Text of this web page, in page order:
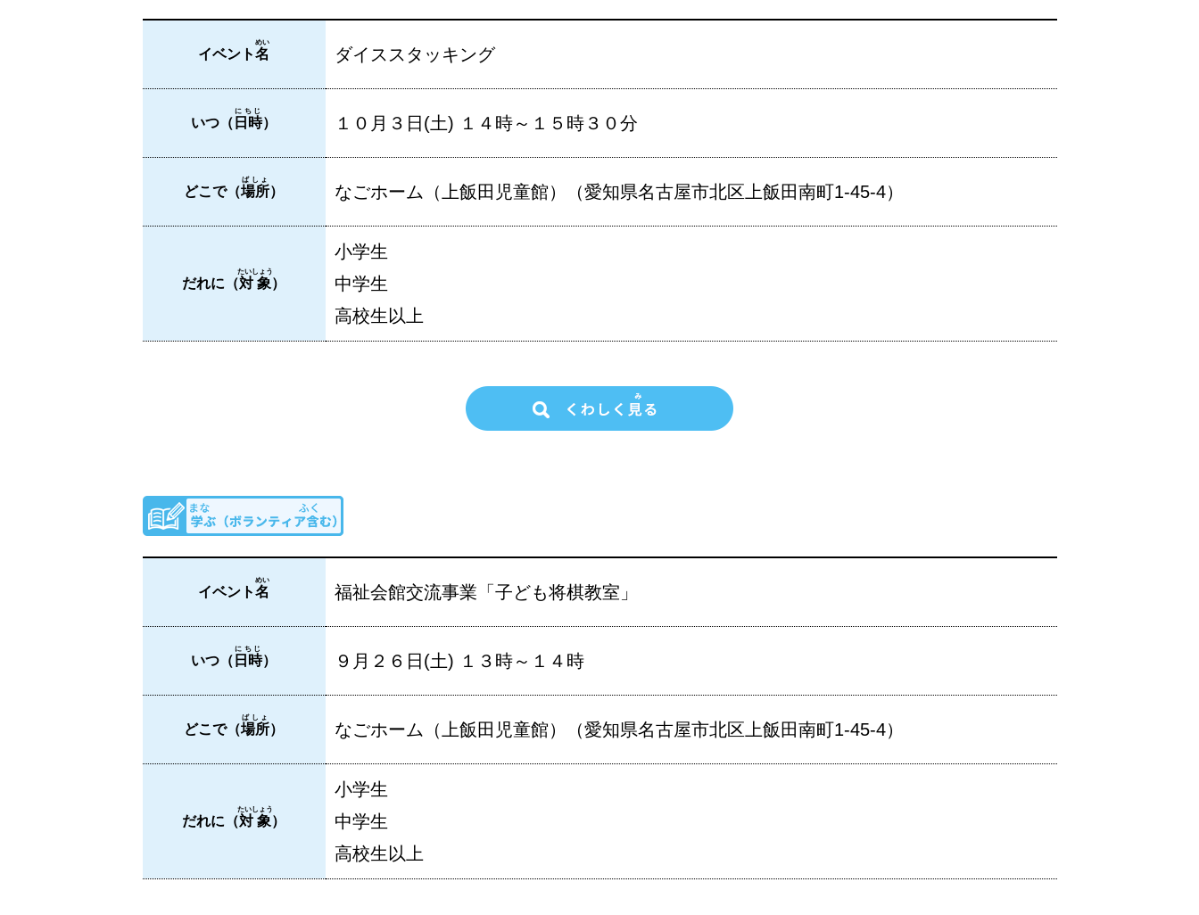
イベント名
めい
ダイススタッキング
いつ（ 日時
にちじ
） １０月３日(土) １４時～１５時３０分
どこで（場所
ばしょ
） なごホーム（上飯田児童館）（愛知県名古屋市北区上飯田南町1-45-4）
だれに（対象
たいしょう
）
小学生
中学生
高校生以上
イベント名
めい
福祉会館交流事業「子ども将棋教室」
いつ（ 日時
にちじ
） ９月２６日(土) １３時～１４時
どこで（場所
ばしょ
） なごホーム（上飯田児童館）（愛知県名古屋市北区上飯田南町1-45-4）
だれに（対象
たいしょう
）
小学生
中学生
高校生以上